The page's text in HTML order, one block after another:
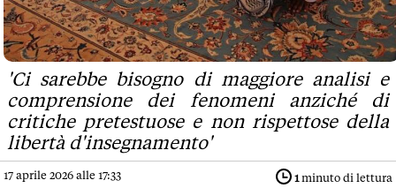
'Ci sarebbe bisogno di maggiore analisi e
comprensione dei fenomeni anziché di
critiche pretestuose e non rispettose della
libertà d'insegnamento'
17 aprile 2026 alle 17:33 1minuto di lettura